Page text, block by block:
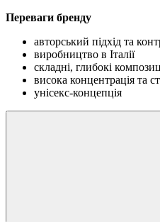
Переваги бренду
авторський підхід та
виробництво в Італії
складні, глибокі
висока концентрація та
унісекс-концепція